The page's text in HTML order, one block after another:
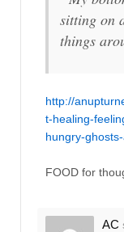
sitting on
things
http://
t-healing-
hungry-
FOOD for
AC